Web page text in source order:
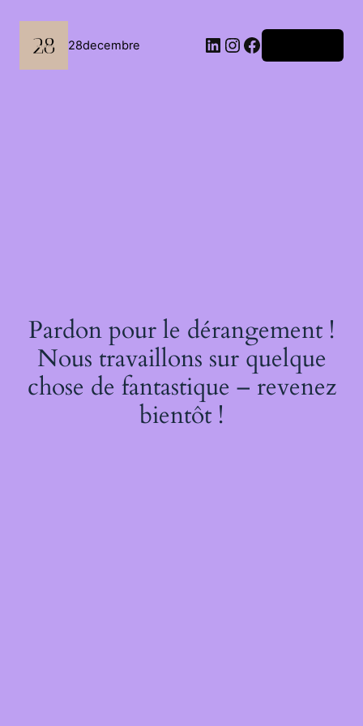
contenu
28decembre LinkedIn
Instagram
Facebook
Pardon pour le dérangement !
Nous travaillons sur quelque
chose de fantastique – revenez
bientôt !